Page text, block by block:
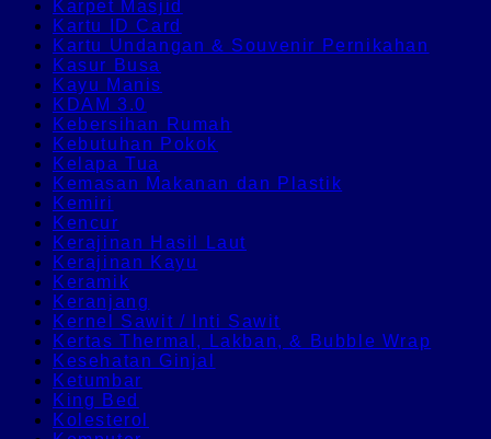
Karpet Masjid
Kartu ID Card
Kartu Undangan & Souvenir Pernikahan
Kasur Busa
Kayu Manis
KDAM 3.0
Kebersihan Rumah
Kebutuhan Pokok
Kelapa Tua
Kemasan Makanan dan Plastik
Kemiri
Kencur
Kerajinan Hasil Laut
Kerajinan Kayu
Keramik
Keranjang
Kernel Sawit / Inti Sawit
Kertas Thermal, Lakban, & Bubble Wrap
Kesehatan Ginjal
Ketumbar
King Bed
Kolesterol